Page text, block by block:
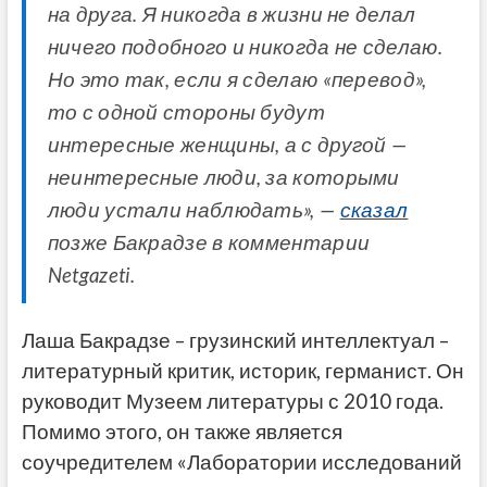
на друга. Я никогда в жизни не делал
ничего подобного и никогда не сделаю.
Но это так, если я сделаю «перевод»,
то с одной стороны будут
интересные женщины, а с другой —
неинтересные люди, за которыми
люди устали наблюдать», — сказал
позже Бакрадзе в комментарии
Netgazeti.
Лаша Бакрадзе – грузинский интеллектуал –
литературный критик, историк, германист. Он
руководит Музеем литературы с 2010 года.
Помимо этого, он также является
соучредителем «Лаборатории исследований